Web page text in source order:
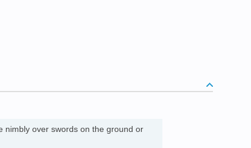
nimbly over swords on the ground or